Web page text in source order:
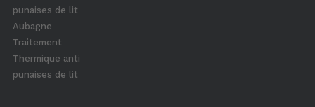
punaises de lit
Aubagne
Traitement
Thermique anti
punaises de lit